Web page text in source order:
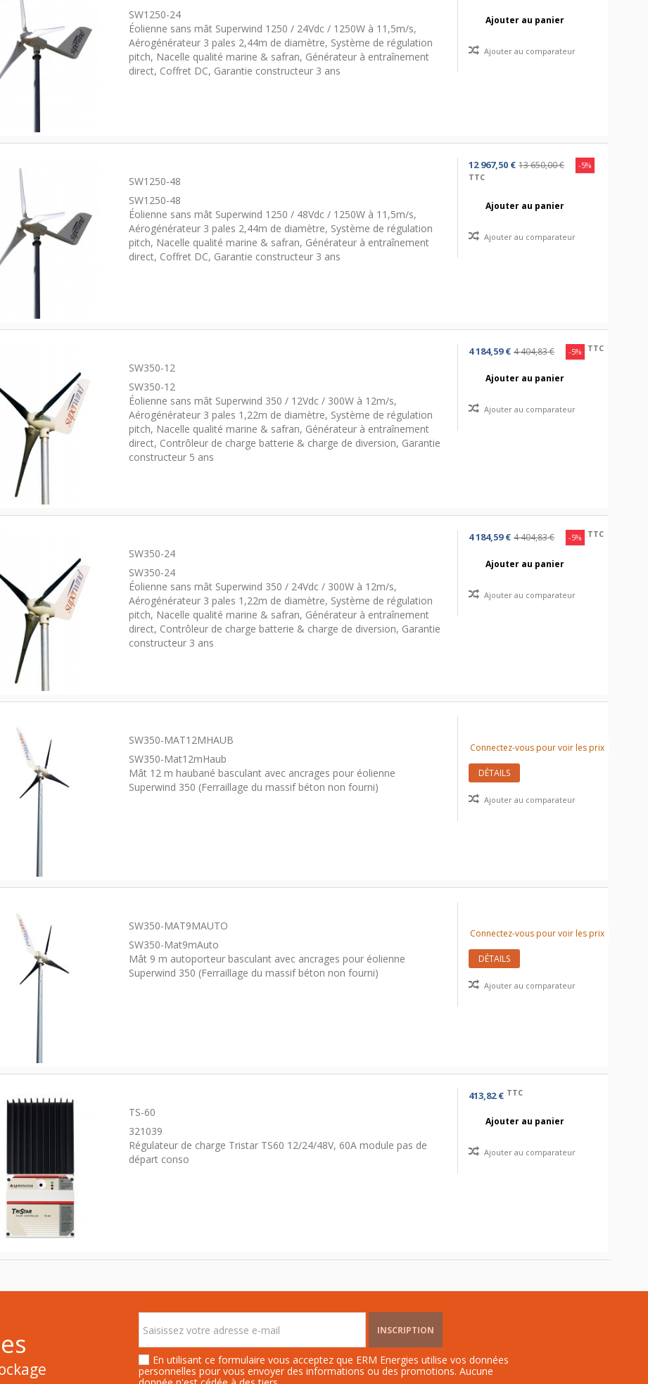
SW1250-24
Éolienne sans mât Superwind 1250 / 24Vdc / 1250W à 11,5m/s,
Aérogénérateur 3 pales 2,44m de diamètre, Système de régulation
pitch, Nacelle qualité marine & safran, Générateur à entraînement
direct, Coffret DC, Garantie constructeur 3 ans
Ajouter au panier
Ajouter au comparateur
SW1250-48
SW1250-48
Éolienne sans mât Superwind 1250 / 48Vdc / 1250W à 11,5m/s,
Aérogénérateur 3 pales 2,44m de diamètre, Système de régulation
pitch, Nacelle qualité marine & safran, Générateur à entraînement
direct, Coffret DC, Garantie constructeur 3 ans
12 967,50 € 13 650,00 € -5%
TTC
Ajouter au panier
Ajouter au comparateur
SW350-12
SW350-12
Éolienne sans mât Superwind 350 / 12Vdc / 300W à 12m/s,
Aérogénérateur 3 pales 1,22m de diamètre, Système de régulation
pitch, Nacelle qualité marine & safran, Générateur à entraînement
direct, Contrôleur de charge batterie & charge de diversion, Garantie
constructeur 5 ans
4 184,59 € 4 404,83 € -5% TTC
Ajouter au panier
Ajouter au comparateur
SW350-24
SW350-24
Éolienne sans mât Superwind 350 / 24Vdc / 300W à 12m/s,
Aérogénérateur 3 pales 1,22m de diamètre, Système de régulation
pitch, Nacelle qualité marine & safran, Générateur à entraînement
direct, Contrôleur de charge batterie & charge de diversion, Garantie
constructeur 3 ans
4 184,59 € 4 404,83 € -5% TTC
Ajouter au panier
Ajouter au comparateur
SW350-MAT12MHAUB
SW350-Mat12mHaub
Mât 12 m haubané basculant avec ancrages pour éolienne
Superwind 350 (Ferraillage du massif béton non fourni)
Connectez-vous pour voir les prix
DÉTAILS
Ajouter au comparateur
SW350-MAT9MAUTO
SW350-Mat9mAuto
Mât 9 m autoporteur basculant avec ancrages pour éolienne
Superwind 350 (Ferraillage du massif béton non fourni)
Connectez-vous pour voir les prix
DÉTAILS
Ajouter au comparateur
TS-60
321039
Régulateur de charge Tristar TS60 12/24/48V, 60A module pas de
départ conso
413,82 € TTC
Ajouter au panier
Ajouter au comparateur
INSCRIPTION
En utilisant ce formulaire vous acceptez que ERM Energies utilise vos données
personnelles pour vous envoyer des informations ou des promotions. Aucune